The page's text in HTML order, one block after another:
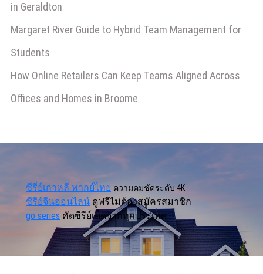
in Geraldton
Margaret River Guide to Hybrid Team Management for
Students
How Online Retailers Can Keep Teams Aligned Across
Offices and Homes in Broome
ซีรี่ย์เกาหลี พากย์ไทย ความคมชัดระดับ 4K
ซีรีย์จีนออนไลน์ ดูฟรีไม่ต้องสมัครสมาชิก
go series คัดซีรีย์เด็ดจากทุกประเทศ